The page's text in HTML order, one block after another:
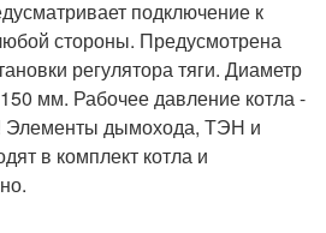
подключение к
стороны. Предусмотрена
регулятора тяги. Диаметр
мм. Рабочее давление котла -
дымохода, ТЭН и
в комплект котла и